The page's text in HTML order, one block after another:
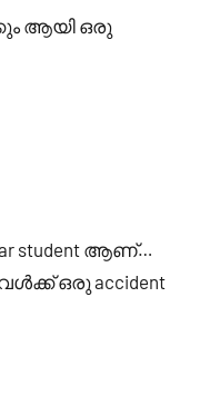
ആയി ഒരു
student ആണ്…
ഒരു accident